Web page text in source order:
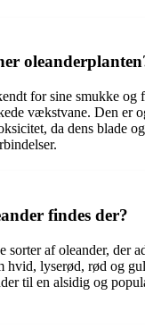
for sine smukke og
vækstvane. Den er
da dens blade
findes der?
sorter af oleander, der
hvid, lyserød, rød og
til en alsidig og